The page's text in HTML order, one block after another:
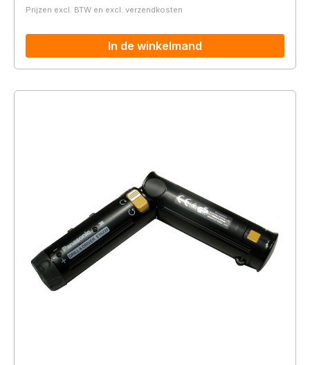
Prijzen excl. BTW en excl. verzendkosten
In de winkelmand